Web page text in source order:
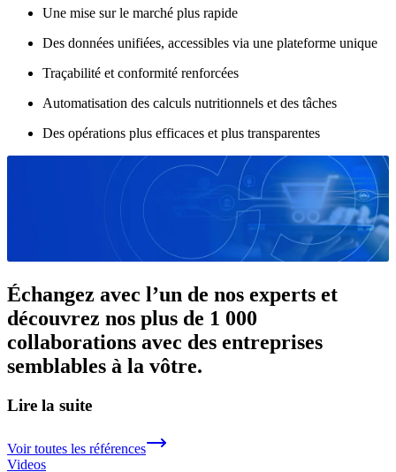
Une mise sur le marché plus rapide
Des données unifiées, accessibles via une plateforme unique
Traçabilité et conformité renforcées
Automatisation des calculs nutritionnels et des tâches
Des opérations plus efficaces et plus transparentes
Échangez avec l’un de nos experts et
découvrez nos plus de 1 000
collaborations avec des entreprises
semblables à la vôtre.
Lire la suite
Voir toutes les références
Videos